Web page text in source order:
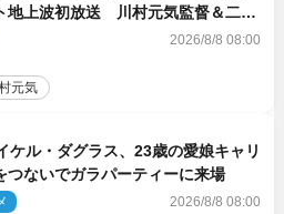
地上波初放送 川村元気監督＆二宮
着
2026/8/8 08:00
元気
ケル・ダグラス、23歳の愛娘キャリ
つないでガラパーティーに来場
2026/8/8 08:00